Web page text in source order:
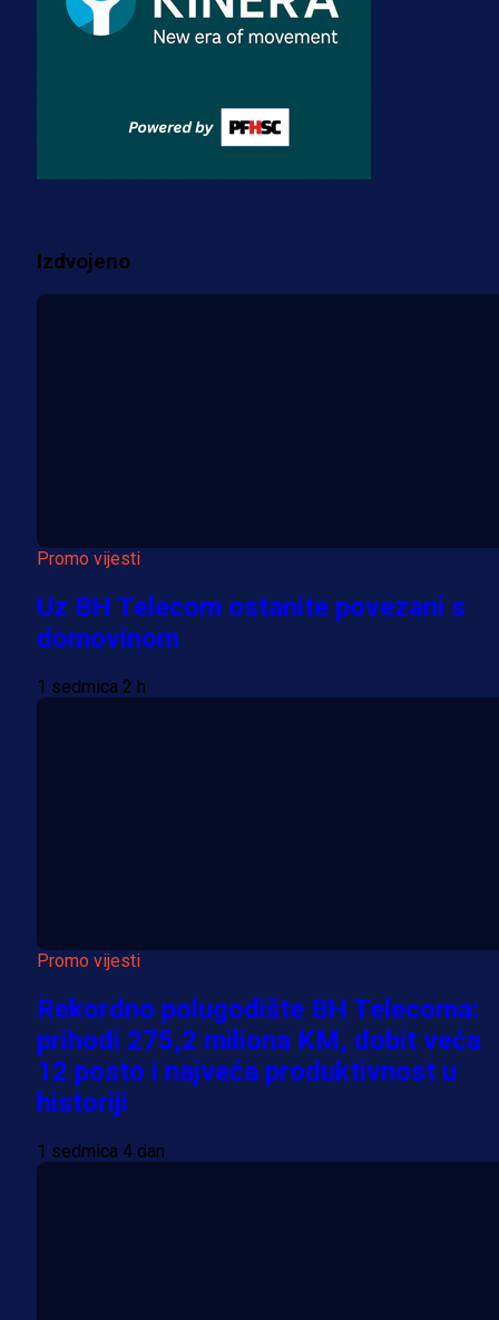
3 sedmica 3 dan
Premijer liga BiH
za pranje novca, pretresaju
prostorije FK Borac!
Izdvojeno
Promo vijesti
Uz BH Telecom ostanite povezani s
domovinom
1 sedmica 2 h
Promo vijesti
Rekordno polugodište BH Telecoma:
prihodi 275,2 miliona KM, dobit veća
12 posto i najveća produktivnost u
historiji
1 sedmica 4 dan